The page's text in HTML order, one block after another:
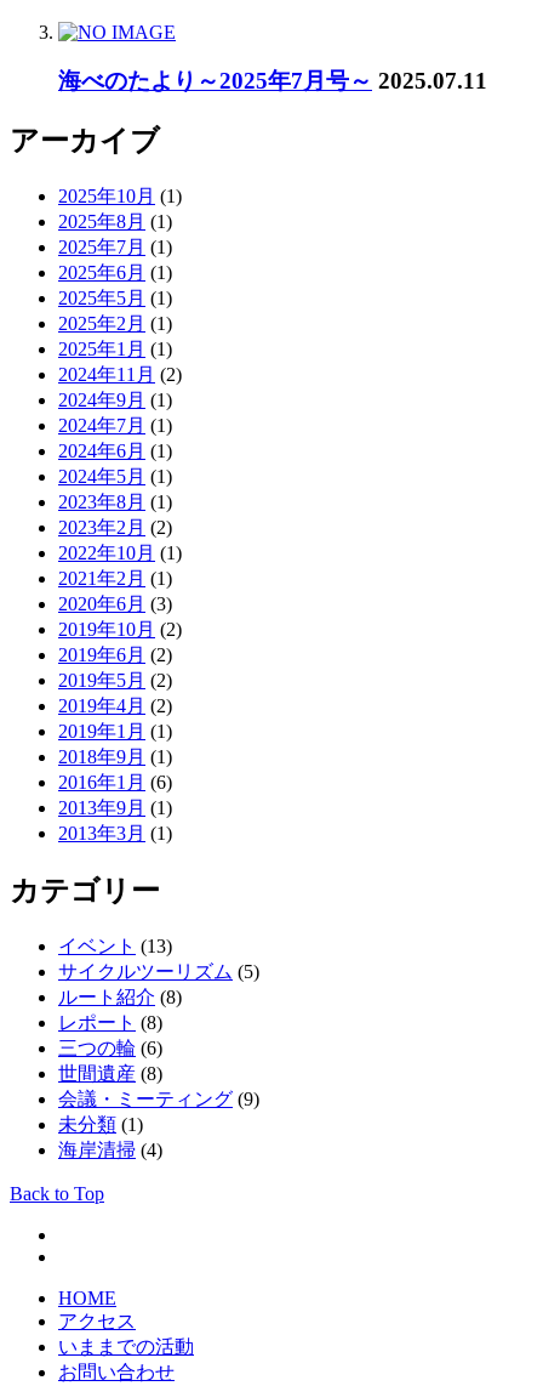
海べのたより～2025年7月号～ 2025.07.11
アーカイブ
2025年10月 (1)
2025年8月 (1)
2025年7月 (1)
2025年6月 (1)
2025年5月 (1)
2025年2月 (1)
2025年1月 (1)
2024年11月 (2)
2024年9月 (1)
2024年7月 (1)
2024年6月 (1)
2024年5月 (1)
2023年8月 (1)
2023年2月 (2)
2022年10月 (1)
2021年2月 (1)
2020年6月 (3)
2019年10月 (2)
2019年6月 (2)
2019年5月 (2)
2019年4月 (2)
2019年1月 (1)
2018年9月 (1)
2016年1月 (6)
2013年9月 (1)
2013年3月 (1)
カテゴリー
イベント (13)
サイクルツーリズム (5)
ルート紹介 (8)
レポート (8)
三つの輪 (6)
世間遺産 (8)
会議・ミーティング (9)
未分類 (1)
海岸清掃 (4)
Back to Top
HOME
アクセス
いままでの活動
お問い合わせ